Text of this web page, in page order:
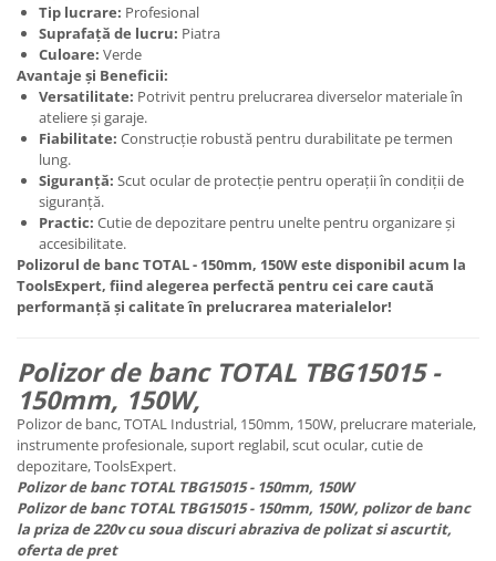
Tip lucrare: Profesional
Suprafață de lucru: Piatra
Culoare: Verde
Avantaje și Beneficii:
Versatilitate: Potrivit pentru prelucrarea diverselor materiale în
ateliere și garaje.
Fiabilitate: Construcție robustă pentru durabilitate pe termen
lung.
Siguranță: Scut ocular de protecție pentru operații în condiții de
siguranță.
Practic: Cutie de depozitare pentru unelte pentru organizare și
accesibilitate.
Polizorul de banc TOTAL - 150mm, 150W este disponibil acum la
ToolsExpert, fiind alegerea perfectă pentru cei care caută
performanță și calitate în prelucrarea materialelor!
Polizor de banc TOTAL TBG15015 -
150mm, 150W,
Polizor de banc, TOTAL Industrial, 150mm, 150W, prelucrare materiale,
instrumente profesionale, suport reglabil, scut ocular, cutie de
depozitare, ToolsExpert.
Polizor de banc TOTAL TBG15015 - 150mm, 150W
Polizor de banc TOTAL TBG15015 - 150mm, 150W, polizor de banc
la priza de 220v cu soua discuri abraziva de polizat si ascurtit,
oferta de pret